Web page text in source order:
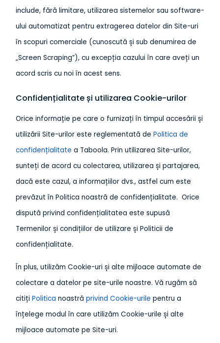
include, fără limitare, utilizarea sistemelor sau software-
ului automatizat pentru extragerea datelor din Site-uri
în scopuri comerciale (cunoscută și sub denumirea de
„Screen Scraping”), cu excepția cazului în care aveți un
acord scris cu noi în acest sens.
Confidențialitate și utilizarea Cookie-urilor
Orice informație pe care o furnizați în timpul accesării și
utilizării Site-urilor este reglementată de Politica de
confidențialitate a Taboola. Prin utilizarea Site-urilor,
sunteți de acord cu colectarea, utilizarea și partajarea,
dacă este cazul, a informațiilor dvs., astfel cum este
prevăzut în Politica noastră de confidențialitate. Orice
dispută privind confidențialitatea este supusă
Termenilor și condițiilor de utilizare și Politicii de
confidențialitate.
În plus, utilizăm Cookie-uri și alte mijloace automate de
colectare a datelor pe site-urile noastre. Vă rugăm să
citiți Politica noastră privind Cookie-urile pentru a
înțelege modul în care utilizăm Cookie-urile și alte
mijloace automate pe Site-uri.